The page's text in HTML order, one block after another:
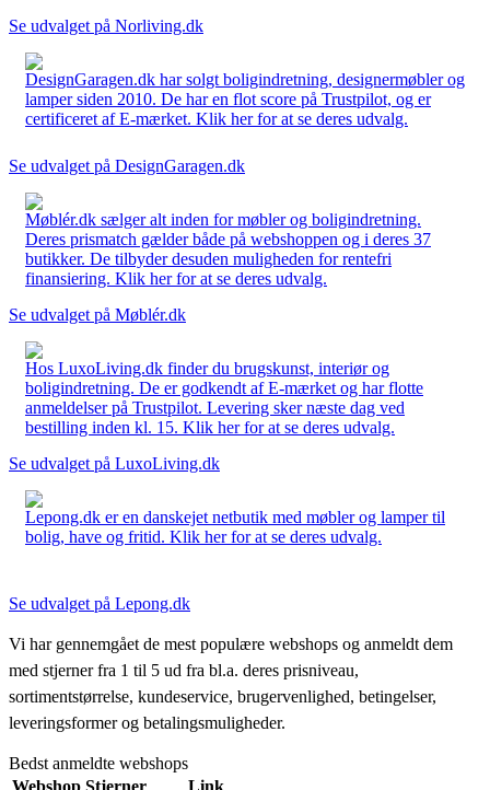
Se udvalget på Norliving.dk
DesignGaragen.dk har solgt boligindretning, designermøbler og
lamper siden 2010. De har en flot score på Trustpilot, og er
certificeret af E-mærket. Klik her for at se deres udvalg.
Se udvalget på DesignGaragen.dk
Møblér.dk sælger alt inden for møbler og boligindretning.
Deres prismatch gælder både på webshoppen og i deres 37
butikker. De tilbyder desuden muligheden for rentefri
finansiering. Klik her for at se deres udvalg.
Se udvalget på Møblér.dk
Hos LuxoLiving.dk finder du brugskunst, interiør og
boligindretning. De er godkendt af E-mærket og har flotte
anmeldelser på Trustpilot. Levering sker næste dag ved
bestilling inden kl. 15. Klik her for at se deres udvalg.
Se udvalget på LuxoLiving.dk
Lepong.dk er en danskejet netbutik med møbler og lamper til
bolig, have og fritid. Klik her for at se deres udvalg.
Se udvalget på Lepong.dk
Vi har gennemgået de mest populære webshops og anmeldt dem
med stjerner fra 1 til 5 ud fra bl.a. deres prisniveau,
sortimentstørrelse, kundeservice, brugervenlighed, betingelser,
leveringsformer og betalingsmuligheder.
Bedst anmeldte webshops
Webshop Stjerner Link